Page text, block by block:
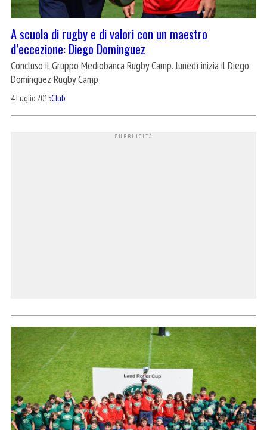
A scuola di rugby e di valori con un maestro
d’eccezione: Diego Dominguez
Concluso il Gruppo Mediobanca Rugby Camp, lunedì inizia il Diego
Dominguez Rugby Camp
4 Luglio 2015Club